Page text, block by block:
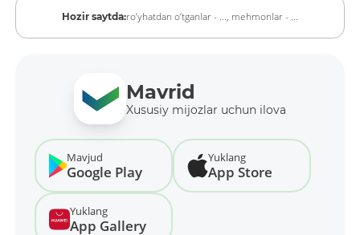
Hozir saytda:ro‘yhatdan o‘tganlar - ..., mehmonlar - ...
Mavrid
Xususiy mijozlar uchun ilova
Mavjud
Google Play
Yuklang
App Store
Yuklang
App Gallery